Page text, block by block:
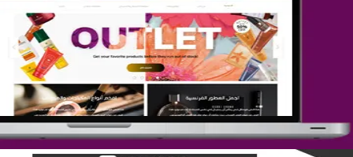
تصميم متجر جمال المرأة الشرقية
التفاصيل